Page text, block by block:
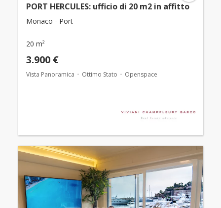
PORT HERCULES: ufficio di 20 m2 in affitto
Monaco - Port
20 m²
3.900 €
Vista Panoramica Ottimo Stato Openspace